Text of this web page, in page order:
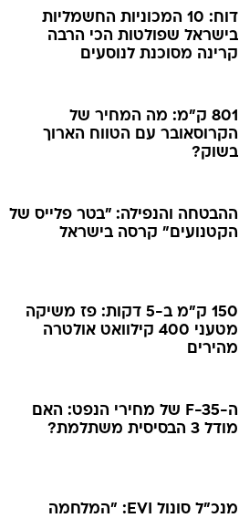
דוח: 10 המכוניות החשמליות
בישראל שפולטות הכי הרבה
קרינה מסוכנת לנוסעים
801 ק"מ: מה המחיר של
הקרוסאובר עם הטווח הארוך
בשוק?
ההבטחה והנפילה: "בטר פלייס של
הקטנועים" קרסה בישראל
150 ק"מ ב-5 דקות: פז משיקה
מטעני 400 קילוואט אולטרה
מהירים
ה-F-35 של מחירי הנפט: האם
מודל 3 הבסיסית משתלמת?
מנכ"ל סונול EVI: "המלחמה